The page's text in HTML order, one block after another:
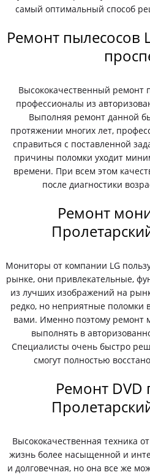
самый оптимальный способ
Ремонт пылесосов
Высококачественный ремонт
профессионалы из
Выполняя ремонт данной
протяжении многих лет,
справиться с поставленной
причины поломки уходит
времени. При всем этом
после диагностики
Ремонт
Мониторы от компании LG
рынке, они привлекательные,
из лучших изображений на
редко, но неприятные поломки
вами. Именно поэтому ремонт
выполнять в
Специалисты очень быстро
смогут полностью
Ремонт DVD
Высококачественная техника
жизнь более насыщенной и
и долговечная, но она все же